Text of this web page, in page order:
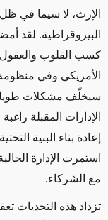
الإرث، لا سيما في
البيروقراطية. لقد
كسب القلوب
الأمريكي وفي
سيخلّف مشكلات طويلة
الإدارات المقبلة
إعادة بناء البنية
استمرت الإدارة
مع الشركاء.
تزداد هذه التحديات